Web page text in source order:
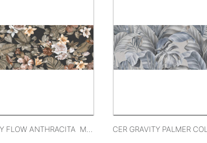
VER MÁS CER GRAVITY FLOW ANTHRACITA MATE XS (FLOR) 40X120 RECT VER MÁS